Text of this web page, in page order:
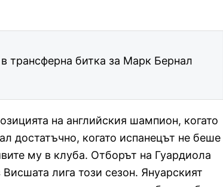
трансферна битка за Марк Бернал
на английския шампион, когато
достатъчно, когато испанецът не беше
му в клуба. Отборът на Гуардиола
лига този сезон. Януарският